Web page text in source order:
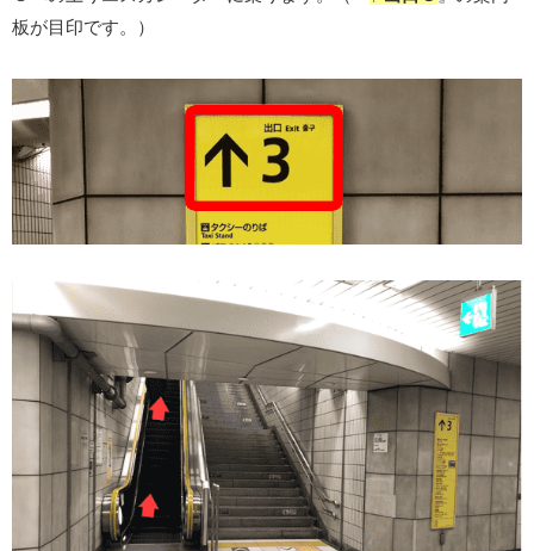
板が目印です。）